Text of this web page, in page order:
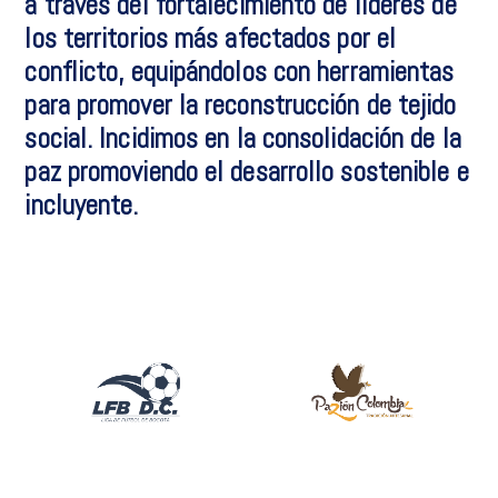
los territorios más afectados por el
conflicto, equipándolos con herramientas
para promover la reconstrucción de tejido
social. Incidimos en la consolidación de la
paz promoviendo el desarrollo sostenible e
incluyente.